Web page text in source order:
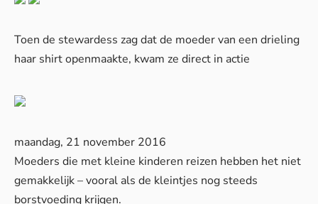
Toen de stewardess zag dat de moeder van een drieling
haar shirt openmaakte, kwam ze direct in actie
maandag, 21 november 2016
Moeders die met kleine kinderen reizen hebben het niet
gemakkelijk – vooral als de kleintjes nog steeds
borstvoeding krijgen.